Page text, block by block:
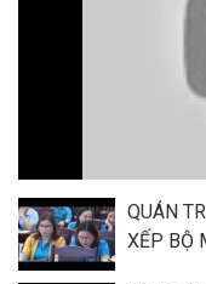
QUÁN
XẾP BỘ